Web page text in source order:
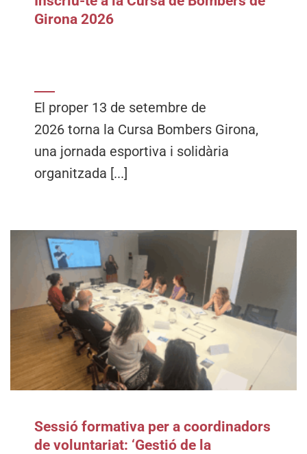
Girona 2026
El proper 13 de setembre de
2026 torna la Cursa Bombers Girona,
una jornada esportiva i solidària
organitzada [...]
Sessió formativa per a coordinadors
de voluntariat: ‘Gestió de la